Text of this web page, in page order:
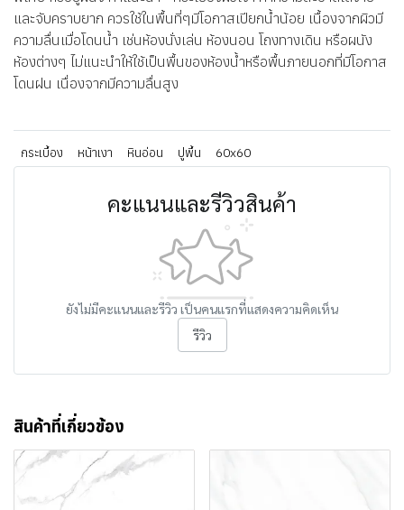
และจับคราบยาก ควรใช้ในพื้นที่ๆมีโอกาสเปียกน้ำน้อย เนื้องจากผิวมี
ความลื่นเมื่อโดนน้ำ เช่นห้องนั่งเล่น ห้องนอน โถงทางเดิน หรือผนัง
ห้องต่างๆ ไม่แนะนำให้ใช้เป็นพื้นของห้องน้ำหรือพื้นภายนอกที่มีโอกาส
โดนฝน เนื่องจากมีความลื่นสูง
กระเบื้อง หน้าเงา หินอ่อน ปูพื้น 60x60
คะแนนและรีวิวสินค้า
ยังไม่มีคะแนนและรีวิว เป็นคนแรกที่แสดงความคิดเห็น
รีวิว
สินค้าที่เกี่ยวข้อง